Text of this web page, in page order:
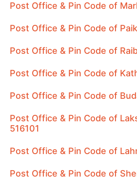
Post Office & Pin Code of
Post Office & Pin Code of
Post Office & Pin Code of
Post Office & Pin Code of
Post Office & Pin Code of
Post Office & Pin Code of
516101
Post Office & Pin Code of
Post Office & Pin Code of